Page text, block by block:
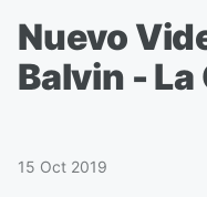
Nuevo
Balvin -
15 Oct 2019